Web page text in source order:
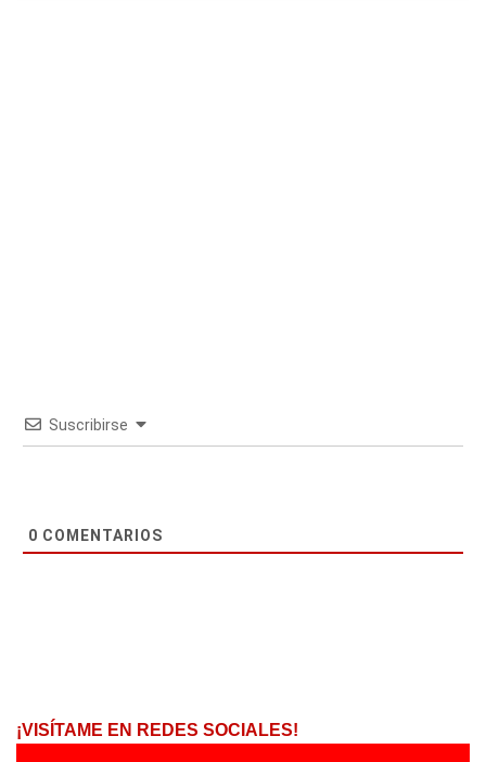
Suscribirse
0 COMENTARIOS
¡VISÍTAME EN REDES SOCIALES!